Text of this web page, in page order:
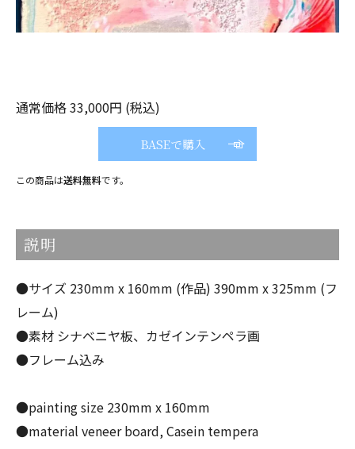
通常価格 33,000円 (税込)
BASEで購入
この商品は送料無料です。
説明
●サイズ 230mm x 160mm (作品) 390mm x 325mm (フ
レーム)
●素材 シナベニヤ板、カゼインテンペラ画
●フレーム込み
●painting size 230mm x 160mm
●material veneer board, Casein tempera